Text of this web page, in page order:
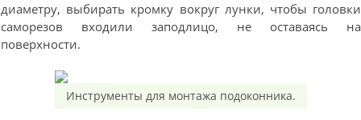
диаметру, выбирать кромку вокруг лунки, чтобы головки
саморезов входили заподлицо, не оставаясь на
поверхности.
Инструменты для монтажа подоконника.